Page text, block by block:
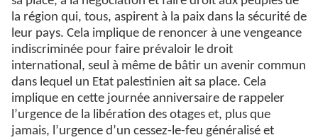
la région qui, tous, aspirent à la paix dans la sécurité de
leur pays. Cela implique de renoncer à une vengeance
indiscriminée pour faire prévaloir le droit
international, seul à même de bâtir un avenir commun
dans lequel un Etat palestinien ait sa place. Cela
implique en cette journée anniversaire de rappeler
l’urgence de la libération des otages et, plus que
jamais, l’urgence d’un cessez-le-feu généralisé et